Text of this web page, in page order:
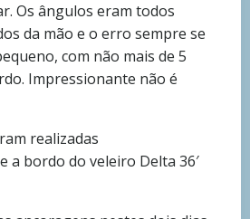
Os ângulos eram todos
da mão e o erro sempre se
com não mais de 5
Impressionante não é
realizadas
a bordo do veleiro Delta 36′